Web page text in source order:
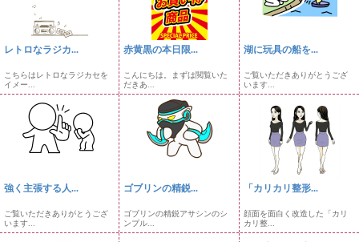
レトロなラジカ...
こちらはレトロなラジカセを
イメー...
赤黄黒の本日限...
こんにちは。まずは閲覧いた
だきあ...
湖に玩具の船を...
ご覧いただきありがとうござ
います...
強く主張する人...
ご覧いただきありがとうござ
います...
ゴブリンの精鋭...
ゴブリンの精鋭アサシンのシ
ンプル...
「カリカリ整形...
顔面を面白く改造した「カリ
カリ整...